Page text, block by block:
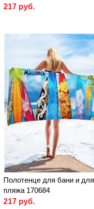
217 руб.
Полотенце для бани и для
пляжа 170684
217 руб.